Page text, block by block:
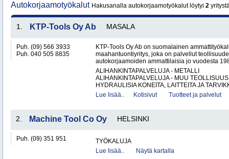
Autokorjaamotyökalut Hakusanalla autokorjaamotyökalut löytyi 2
1. KTP-Tools Oy Ab MASALA
Puh. (09) 566 3933
Puh. 040 505 8835
KTP-Tools Oy Ab on suomalainen
maahantuontiyritys, joka on palvellut
autokorjaamoiden ammattilaisia jo vuodesta
ALIHANKINTAPALVELUJA - METALLI
ALIHANKINTAPALVELUJA - MUU TEOLLISUUS
HYDRAULISIA KONEITA, LAITTEITA JA
Lue lisää..
Kotisivut Tuotteet ja palvelut
2. Machine Tool Co Oy HELSINKI
Puh. (09) 351 951
TYÖKALUJA
Lue lisää..
Näytä kartalla